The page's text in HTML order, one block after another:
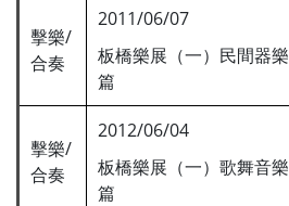
擊樂/
合奏
2011/06/07
板橋樂展（一）民間器樂
篇
擊樂/
合奏
2012/06/04
板橋樂展（一）歌舞音樂
篇